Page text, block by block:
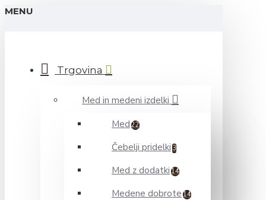
MENU
Trgovina
Med in medeni izdelki
Med 22
Čebelji pridelki 3
Med z dodatki 14
Medene dobrote 14